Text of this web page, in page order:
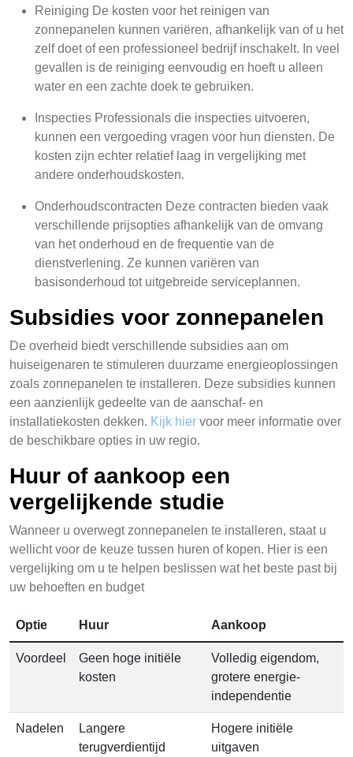
Reiniging De kosten voor het reinigen van
zonnepanelen kunnen variëren, afhankelijk van of u het
zelf doet of een professioneel bedrijf inschakelt. In veel
gevallen is de reiniging eenvoudig en hoeft u alleen
water en een zachte doek te gebruiken.
Inspecties Professionals die inspecties uitvoeren,
kunnen een vergoeding vragen voor hun diensten. De
kosten zijn echter relatief laag in vergelijking met
andere onderhoudskosten.
Onderhoudscontracten Deze contracten bieden vaak
verschillende prijsopties afhankelijk van de omvang
van het onderhoud en de frequentie van de
dienstverlening. Ze kunnen variëren van
basisonderhoud tot uitgebreide serviceplannen.
Subsidies voor zonnepanelen
De overheid biedt verschillende subsidies aan om
huiseigenaren te stimuleren duurzame energieoplossingen
zoals zonnepanelen te installeren. Deze subsidies kunnen
een aanzienlijk gedeelte van de aanschaf- en
installatiekosten dekken. Kijk hier voor meer informatie over
de beschikbare opties in uw regio.
Huur of aankoop een
vergelijkende studie
Wanneer u overwegt zonnepanelen te installeren, staat u
wellicht voor de keuze tussen huren of kopen. Hier is een
vergelijking om u te helpen beslissen wat het beste past bij
uw behoeften en budget
Optie Huur Aankoop
Voordeel
Geen hoge initiële
kosten
Volledig eigendom,
grotere energie-
independentie
Nadelen
Langere
terugverdientijd
Hogere initiële
uitgaven